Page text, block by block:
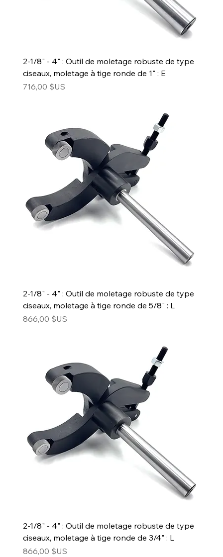
2-1/8" - 4" : Outil de moletage robuste de type
ciseaux, moletage à tige ronde de 1" : E
Prix
716,00 $US
2-1/8" - 4" : Outil de moletage robuste de type
ciseaux, moletage à tige ronde de 5/8" : L
Prix
866,00 $US
2-1/8" - 4" : Outil de moletage robuste de type
ciseaux, moletage à tige ronde de 3/4" : L
Prix
866,00 $US